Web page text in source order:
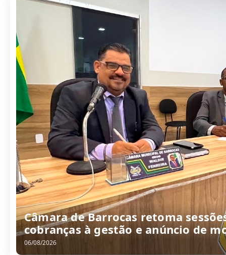
Câmara de Barrocas retoma
cobranças à gestão e anúncio de
06/08/2026